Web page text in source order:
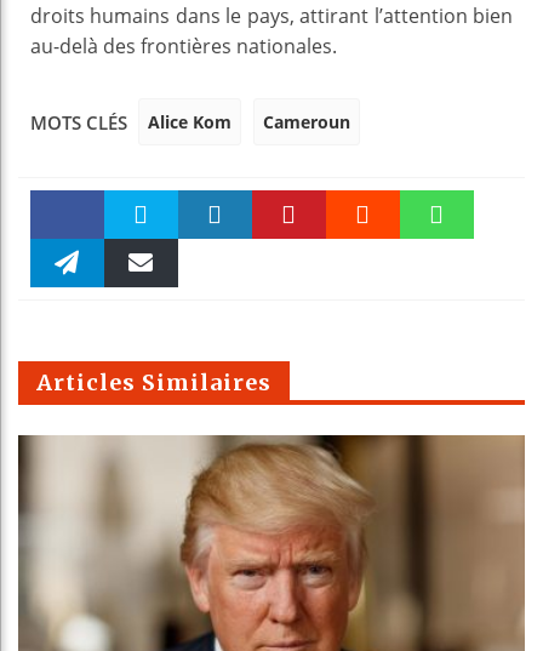
droits humains dans le pays, attirant l’attention bien
au-delà des frontières nationales.
MOTS CLÉS Alice Kom Cameroun
Faceboo Twitter
m
Articles Similaires